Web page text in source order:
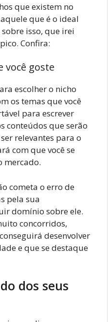
que existem no
que é o ideal
isso, que irei
Confira:
você goste
escolher o nicho
os temas que você
para escrever
conteúdos que serão
relevantes para o
com que você se
mercado.
cometa o erro de
pela sua
domínio sobre ele.
concorridos,
desenvolver
e que se destaque
dos seus